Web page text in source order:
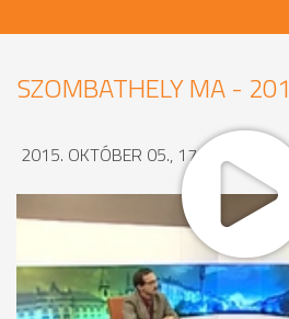
SZOMBATHELY MA -
2015. OKTÓBER 05., 17:49
MEGOSZTÁS